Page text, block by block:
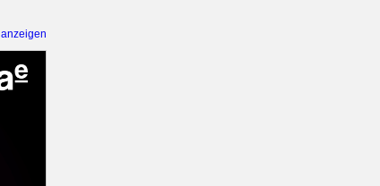
anzeigen